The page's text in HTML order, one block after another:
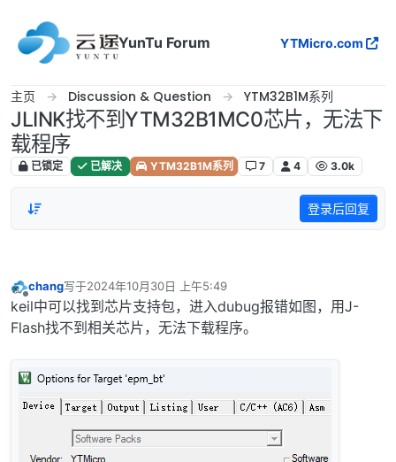
YunTu Forum
YTMicro.com
主页 Discussion & Question YTM32B1M系列
JLINK找不到YTM32B1MC0芯片，无法下
载程序
已锁定 已解决 YTM32B1M系列 7 4 3.0k
登录后回复
离线
chang写于2024年10月30日 上午5:49
最后由 编辑
keil中可以找到芯片支持包，进入dubug报错如图，用J-
Flash找不到相关芯片，无法下载程序。